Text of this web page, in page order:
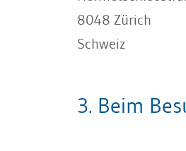
8048 Zürich
Schweiz
3. Beim